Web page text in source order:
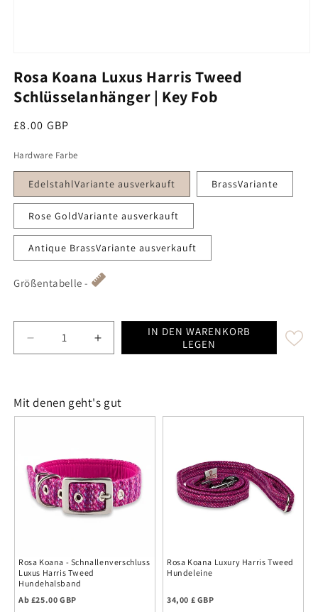
Rosa Koana Luxus Harris Tweed
Schlüsselanhänger | Key Fob
Regulärer Preis
£8.00 GBP
Hardware Farbe
EdelstahlVariante ausverkauft BrassVariante
Rose GoldVariante ausverkauft
Antique BrassVariante ausverkauft
Größentabelle -
Decrease quantity for Pink Koana Luxury Harris
Increase quantity for Pink Koana Luxury
IN DEN WARENKORB
LEGEN
Mit denen geht's gut
Rosa Koana - Schnallenverschluss
Luxus Harris Tweed
Hundehalsband
Regulärer Preis
Ab £25.00 GBP
Rosa Koana Luxury Harris Tweed
Hundeleine
Regulärer Preis
34,00 £ GBP